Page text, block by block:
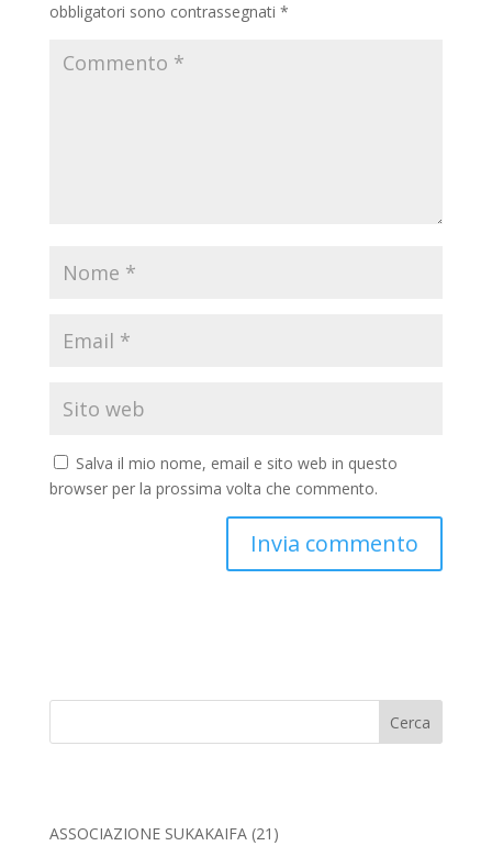
obbligatori sono contrassegnati *
Salva il mio nome, email e sito web in questo
browser per la prossima volta che commento.
Cerca
ASSOCIAZIONE SUKAKAIFA(21)